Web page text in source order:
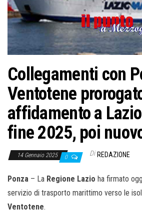
Collegamenti con
Ventotene
affidamento a
fine 2025, poi
14 Gennaio 2025 0 Di REDAZIONE
Ponza – La Regione Lazio ha firmato
servizio di trasporto marittimo verso le
Ventotene.